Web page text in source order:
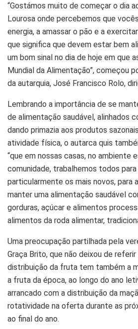
“Gostámos muito de começar o dia
Lourosa onde percebemos que
energia, a amassar o pão e a
que significa que devem estar bem
um bom sinal no dia de hoje em que
Mundial da Alimentação”, começou
da autarquia, José Francisco Rolo,
Lembrando a importância de se
de alimentação saudável, alinhados
dando primazia aos produtos
atividade física, o autarca quis
“que em nossas casas, no ambiente
comunidade, trabalhemos todos para
particularmente os mais novos, para
manter uma alimentação saudável
gorduras, açúcar e alimentos
alimentos da roda alimentar,
Uma preocupação partilhada pela
Graça Brito, que não deixou de
distribuição da fruta tem também a
a fruta da época, ao longo do ano
arrancado com a distribuição da
rotatividade na oferta durante as
ao final do ano.